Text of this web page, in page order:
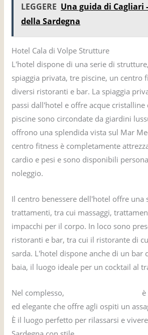
LEGGERE Una guida di Cagliari
della Sardegna
Hotel Cala di Volpe Strutture
L'hotel dispone di una serie di
spiaggia privata, tre piscine, un centro
diversi ristoranti e bar. La spiaggia
passi dall'hotel e offre acque cristalline
piscine sono circondate da giardini
offrono una splendida vista sul Mar
centro fitness è completamente
cardio e pesi e sono disponibili
noleggio.
Il centro benessere dell'hotel offre una
trattamenti, tra cui massaggi,
impacchi per il corpo. In loco sono
ristoranti e bar, tra cui il ristorante di
sarda. L'hotel dispone anche di un bar
baia, il luogo ideale per un cocktail al
Nel complesso,
ed elegante che offre agli ospiti un
È il luogo perfetto per rilassarsi e